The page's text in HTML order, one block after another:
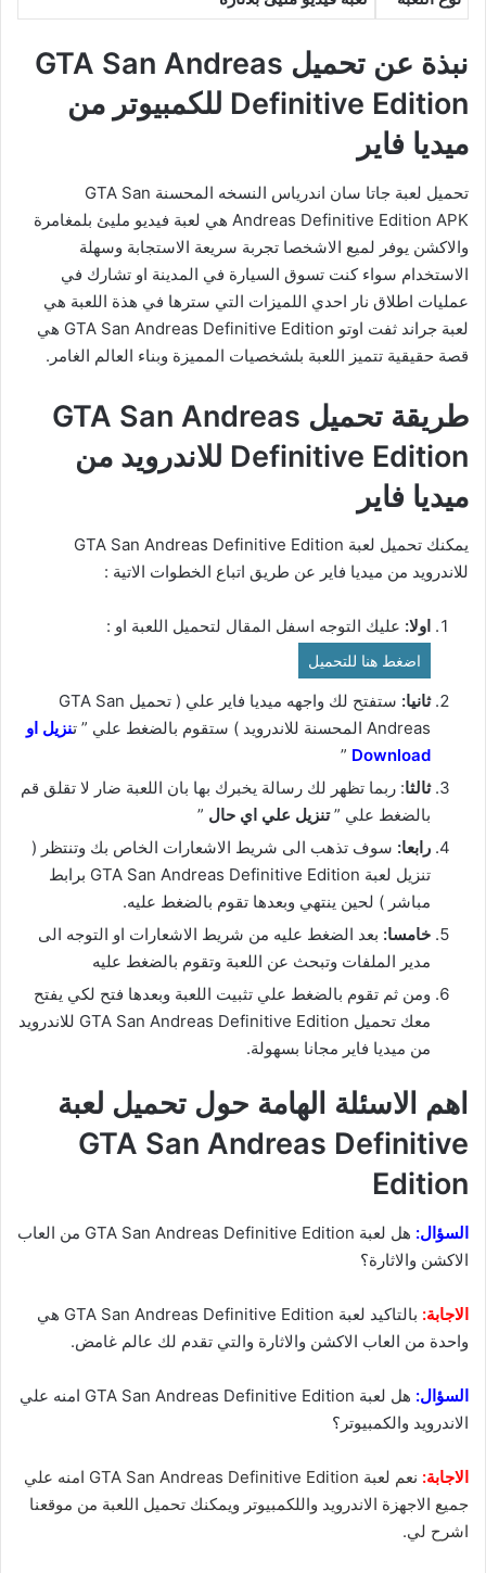
نبذة عن تحميل GTA San Andreas
Definitive Edition للكمبيوتر من
ميديا فاير
تحميل لعبة جاتا سان اندرياس النسخه المحسنة GTA San
Andreas Definitive Edition APK هي لعبة فيديو مليئ بلمغامرة
والاكشن يوفر لميع الاشخصا تجربة سريعة الاستجابة وسهلة
الاستخدام سواء كنت تسوق السيارة في المدينة او تشارك في
عمليات اطلاق نار احدي اللميزات التي سترها في هذة اللعبة هي
لعبة جراند ثفت اوتو GTA San Andreas Definitive Edition هي
قصة حقيقية تتميز اللعبة بلشخصيات المميزة وبناء العالم الغامر.
طريقة تحميل GTA San Andreas
Definitive Edition للاندرويد من
ميديا فاير
يمكنك تحميل لعبة GTA San Andreas Definitive Edition
للاندرويد من ميديا فاير عن طريق اتباع الخطوات الاتية :
اولا: عليك التوجه اسفل المقال لتحميل اللعبة او :
اضغط هنا للتحميل
ثانيا:
ستفتح لك واجهه ميديا فاير علي ( تحميل GTA San
Andreas المحسنة للاندرويد ) ستقوم بالضغط علي ” ت
نزيل او
Download
”
ثالثا: ربما تظهر لك رسالة يخبرك بها بان اللعبة ضار لا تقلق قم
بالضغط علي ”تنزيل علي اي حال ”
رابعا: سوف تذهب الى شريط الاشعارات الخاص بك وتنتظر (
تنزيل لعبة GTA San Andreas Definitive Edition برابط
مباشر ) لحين ينتهي وبعدها تقوم بالضغط عليه.
خامسا: بعد الضغط عليه من شريط الاشعارات او التوجه الى
مدير الملفات وتبحث عن اللعبة وتقوم بالضغط عليه
ومن ثم تقوم بالضغط علي تثبيت اللعبة وبعدها فتح لكي يفتح
معك تحميل GTA San Andreas Definitive Edition للاندرويد
من ميديا فاير مجانا بسهولة.
اهم الاسئلة الهامة حول تحميل لعبة
GTA San Andreas Definitive
Edition
السؤال:
هل لعبة GTA San Andreas Definitive Edition من العاب
الاكشن والاثارة؟
الاجابة:
بالتاكيد لعبة GTA San Andreas Definitive Edition هي
واحدة من العاب الاكشن والاثارة والتي تقدم لك عالم غامض.
السؤال:
هل لعبة GTA San Andreas Definitive Edition امنه علي
الاندرويد والكمبيوتر؟
الاجابة:
نعم لعبة GTA San Andreas Definitive Edition امنه علي
جميع الاجهزة الاندرويد واللكمبيوتر ويمكنك تحميل اللعبة من موقعنا
اشرح لي.